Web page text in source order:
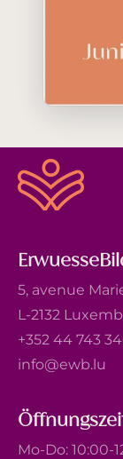
5, avenue
L-2132
+352 44 743
info@ewb.lu
Mo-Do: 10:00-